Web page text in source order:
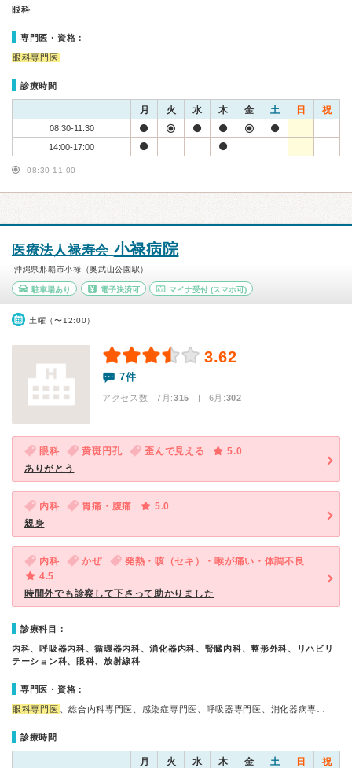
眼科
専門医・資格：
眼科専門医
診療時間
月 火 水 木 金 土 日 祝
08:30-11:30
14:00-17:00
08:30-11:00
医療法人禄寿会 小禄病院
沖縄県那覇市小禄（奥武山公園駅）
駐車場あり 電子決済可 マイナ受付 (スマホ可)
土曜（〜12:00）
3.62
7件
アクセス数 7月:315 | 6月:302
眼科 黄斑円孔 歪んで見える
5.0
ありがとう
内科 胃痛・腹痛
5.0
親身
内科 かぜ
発熱・咳（セキ）・喉が痛い・体調不良
4.5
時間外でも診察して下さって助かりました
診療科目：
内科、呼吸器内科、循環器内科、消化器内科、腎臓内科、整形外科、リハビリ
テーション科、眼科、放射線科
専門医・資格：
眼科専門医 、総合内科専門医、感染症専門医、呼吸器専門医、消化器病専…
診療時間
月 火 水 木 金 土 日 祝